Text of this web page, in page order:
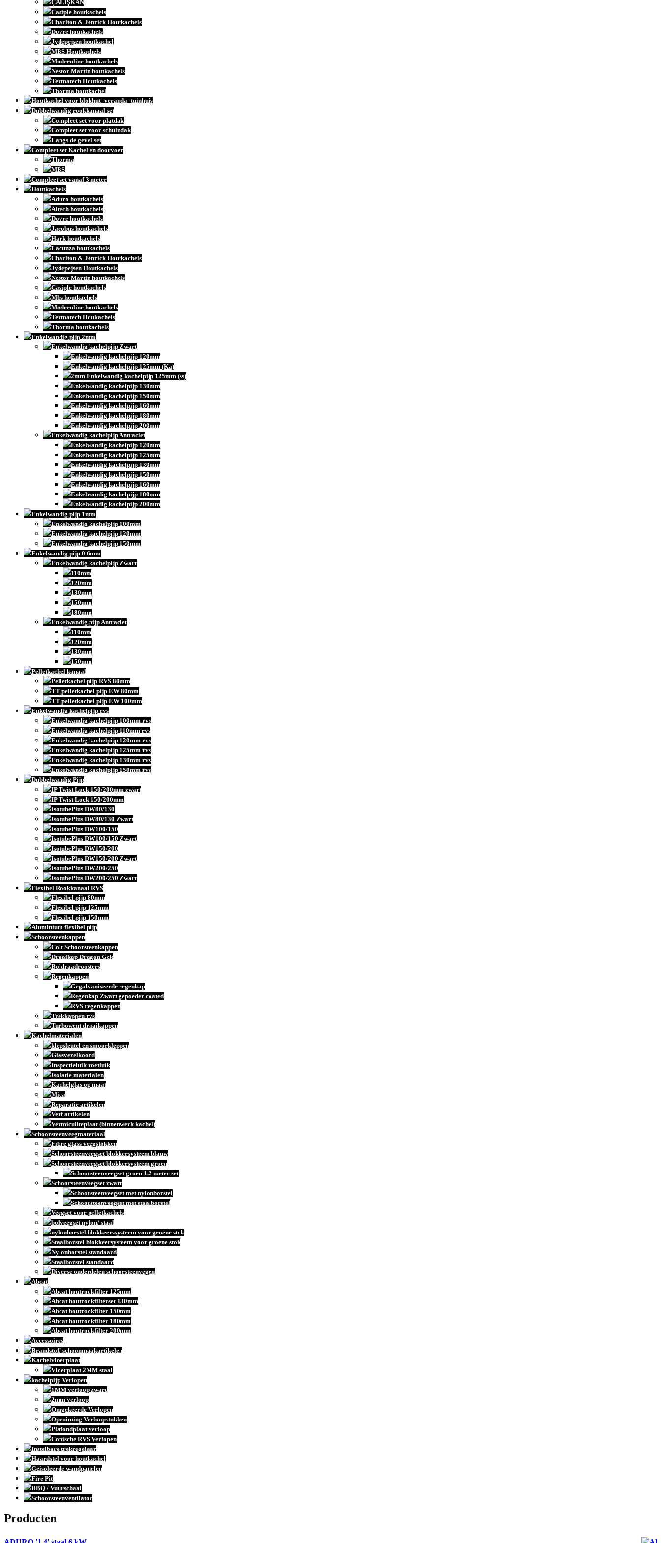
ÇALIŞKAN
Casiple houtkachels
Charlton & Jenrick Houtkachels
Dovre houtkachels
Jydepejsen houtkachel
MBS Houtkachels
Modernline houtkachels
Nestor Martin houtkachels
Termatech Houtkachels
Thorma houtkachel
Houtkachel voor blokhut -veranda- tuinhuis
Dubbelwandig rookkanaal set
Compleet set voor platdak
Compleet set voor schuindak
Langs de gevel set
Compleet set Kachel en doorvoer
Thorma
MBS
Compleet set vanaf 3 meter
Houtkachels
Aduro houtkachels
Altech houtkachels
Dovre houtkachels
Jacobus houtkachels
Hark houtkachels
Lacunza houtkachels
Charlton & Jenrick Houtkachels
Jydepejsen Houtkachels
Nestor Martin houtkachels
Casiple houtkachels
Mbs houtkachels
Modernline houtkachels
Termatech Houkachels
Thorma houtkachels
Enkelwandig pijp 2mm
Enkelwandig kachelpijp Zwart
Enkelwandig kachelpijp 120mm
Enkelwandig kachelpijp 125mm (Ka)
2mm Enkelwandig kachelpijp 125mm (ss)
Enkelwandig kachelpijp 130mm
Enkelwandig kachelpijp 150mm
Enkelwandig kachelpijp 160mm
Enkelwandig kachelpijp 180mm
Enkelwandig kachelpijp 200mm
Enkelwandig kachelpijp Antraciet
Enkelwandig kachelpijp 120mm
Enkelwandig kachelpijp 125mm
Enkelwandig kachelpijp 130mm
Enkelwandig kachelpijp 150mm
Enkelwandig kachelpijp 160mm
Enkelwandig kachelpijp 180mm
Enkelwandig kachelpijp 200mm
Enkelwandig pijp 1mm
Enkelwandig kachelpijp 100mm
Enkelwandig kachelpijp 120mm
Enkelwandig kachelpijp 150mm
Enkelwandig pijp 0.6mm
Enkelwandig kachelpijp Zwart
110mm
120mm
130mm
150mm
180mm
Enkelwandig pijp Antraciet
110mm
120mm
130mm
150mm
Pelletkachel kanaal
Pelletkachel pijp RVS 80mm
TT pelletkachel pijp EW 80mm
TT pelletkachel pijp EW 100mm
Enkelwandig kachelpijp rvs
Enkelwandig kachelpijp 100mm rvs
Enkelwandig kachelpijp 110mm rvs
Enkelwandig kachelpijp 120mm rvs
Enkelwandig kachelpijp 125mm rvs
Enkelwandig kachelpijp 130mm rvs
Enkelwandig kachelpijp 150mm rvs
Dubbelwandig Pijp
IP Twist Lock 150/200mm zwart
IP Twist Lock 150/200mm
IsotubePlus DW80/130
IsotubePlus DW80/130 Zwart
IsotubePlus DW100/150
IsotubePlus DW100/150 Zwart
IsotubePlus DW150/200
IsotubePlus DW150/200 Zwart
IsotubePlus DW200/250
IsotubePlus DW200/250 Zwart
Flexibel Rookkanaal RVS
Flexibel pijp 80mm
Flexibel pijp 125mm
Flexibel pijp 150mm
Aluminium flexibel pijp
Schoorsteenkappen
Colt Schoorsteenkappen
Draaikap Dragon Gek
Boldraadroosters
Regenkappen
Gegalvaniseerde regenkap
Regenkap Zwart gepoeder coated
RVS regenkappen
Trekkappen rvs
Turbowent draaikappen
Kachelmaterialen
klepsleutel en smoorkleppen
Glasvezelkoord
Inspectieluik roetluik
Isolatie materialen
Kachelglas op maat
Mica
Reparatie artikelen
Verf artikelen
Vermiculiteplaat (binnenwerk kachel)
Schoorsteenveegmateriaal
Fibre glass veegstokken
Schoorsteenveegset blokkersysteem blauw
Schoorsteenveegset blokkersysteem groen
Schoorsteenveegset groen 1.2 meter set
Schoorsteenveegset zwart
Schoorsteenveegset met nylonborstel
Schoorsteenveegset met staalborstel
Veegset voor pelletkachels
bolveegset nylon/ staal
nylonborstel blokkeerssysteem voor groene stok
Staalborstel blokkeersysteem voor groene stok
Nylonborstel standaard
Staalborstel standaard
Diverse onderdelen schoorsteenvegen
Abcat
Abcat houtrookfilter 125mm
Abcat houtrookfilterset 130mm
Abcat houtrookfilter 150mm
Abcat houtrookfilter 180mm
Abcat houtrookfilter 200mm
Accessoires
Brandstof/ schoonmaakartikelen
Kachelvloerplaat
Vloerplaat 2MM staal
kachelpijp Verlopen
1MM verloop zwart
2mm verloop
Omgekeerde Verlopen
Opruiming Verloopstukken
Plafondplaat verloop
Conische RVS Verlopen
Instelbare trekregelaar
Haardstel voor houtkachel
Geisoleerde wandpanelen
Fire Pit
BBQ / Vuurschaal
Schoorsteenventilator
Producten